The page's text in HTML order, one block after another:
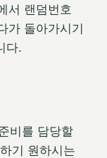
서 랜덤번호
가 돌아가시기
다.
비를 담당할
기 원하시는